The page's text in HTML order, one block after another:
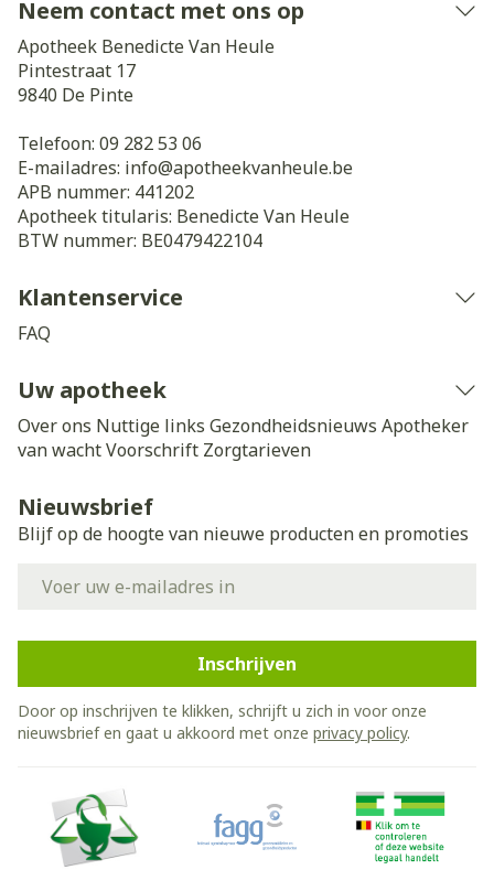
Neem contact met ons op
Apotheek Benedicte Van Heule
Pintestraat 17
9840 De Pinte
Telefoon: 09 282 53 06
E-mailadres: info@apotheekvanheule.be
APB nummer: 441202
Apotheek titularis: Benedicte Van Heule
BTW nummer: BE0479422104
Klantenservice
FAQ
Uw apotheek
Over ons Nuttige links Gezondheidsnieuws Apotheker
van wachtVoorschrift Zorgtarieven
Nieuwsbrief
Blijf op de hoogte van nieuwe producten en promoties
Inschrijven
Door op inschrijven te klikken, schrijft u zich in voor onze
nieuwsbrief en gaat u akkoord met onze privacy policy.